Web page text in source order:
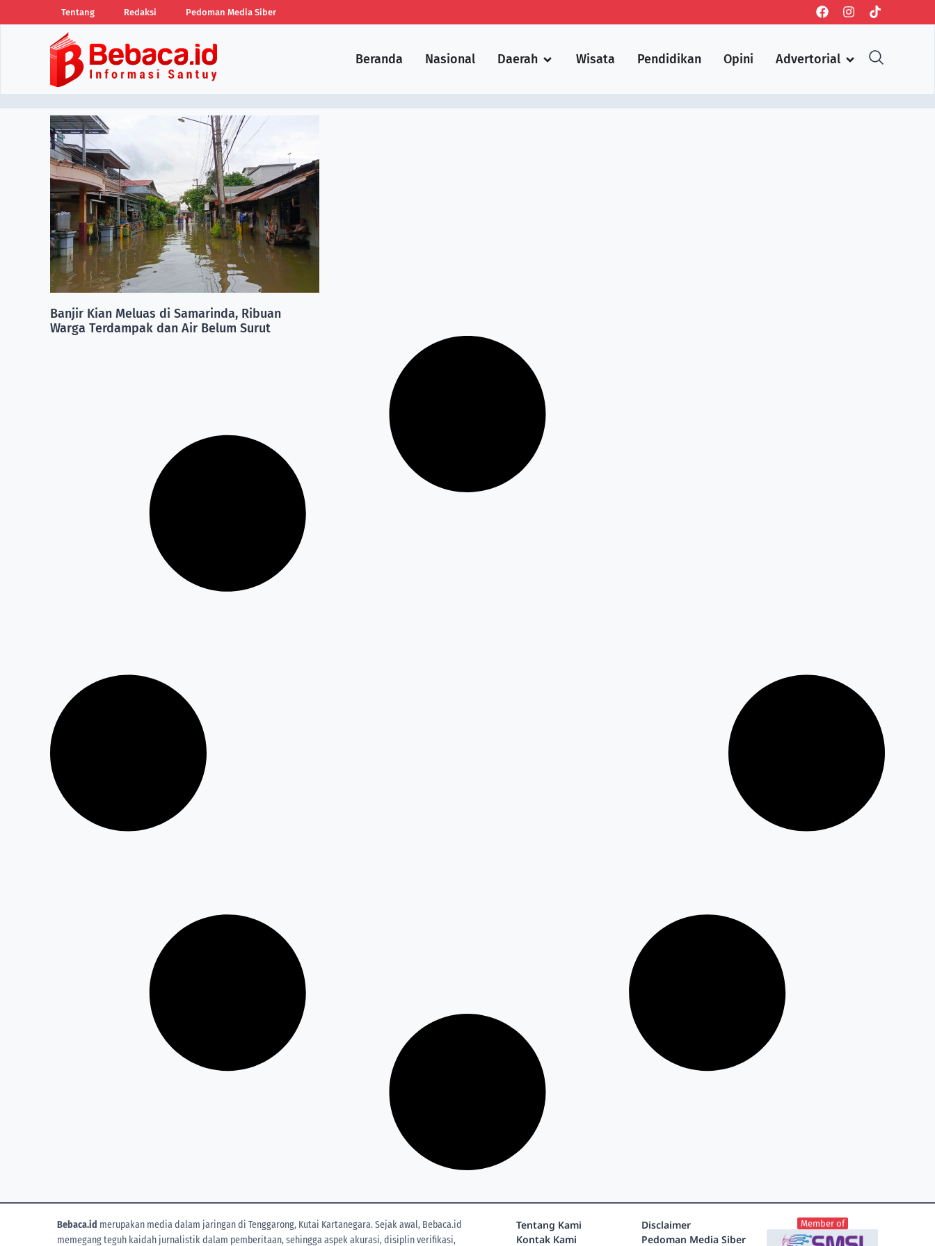
Tentang Redaksi Pedoman Media Siber
Beranda Nasional Daerah Wisata Pendidikan Opini Advertorial
Banjir Kian Meluas di Samarinda, Ribuan
Warga Terdampak dan Air Belum Surut
Bebaca.id merupakan media dalam jaringan di Tenggarong, Kutai Kartanegara. Sejak awal, Bebaca.id
memegang teguh kaidah jurnalistik dalam pemberitaan, sehingga aspek akurasi, disiplin verifikasi,
Tentang Kami
Kontak Kami
Disclaimer
Pedoman Media Siber
Member of